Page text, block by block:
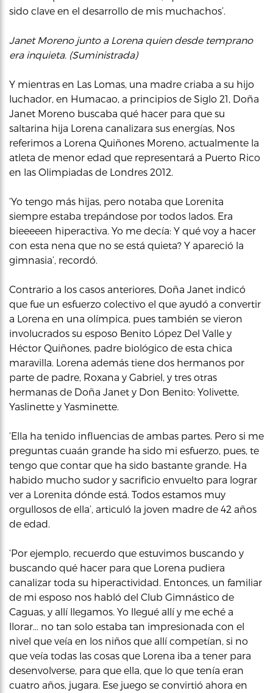
sido clave en el desarrollo de mis muchachos’.
Janet Moreno junto a Lorena quien desde temprano
era inquieta. (Suministrada)
Y mientras en Las Lomas, una madre criaba a su hijo
luchador, en Humacao, a principios de Siglo 21, Doña
Janet Moreno buscaba qué hacer para que su
saltarina hija Lorena canalizara sus energías, Nos
referimos a Lorena Quiñones Moreno, actualmente la
atleta de menor edad que representará a Puerto Rico
en las Olimpiadas de Londres 2012.
‘Yo tengo más hijas, pero notaba que Lorenita
siempre estaba trepándose por todos lados. Era
bieeeeen hiperactiva. Yo me decía: Y qué voy a hacer
con esta nena que no se está quieta? Y apareció la
gimnasia’, recordó.
Contrario a los casos anteriores, Doña Janet indicó
que fue un esfuerzo colectivo el que ayudó a convertir
a Lorena en una olímpica, pues también se vieron
involucrados su esposo Benito López Del Valle y
Héctor Quiñones, padre biológico de esta chica
maravilla. Lorena además tiene dos hermanos por
parte de padre, Roxana y Gabriel, y tres otras
hermanas de Doña Janet y Don Benito: Yolivette,
Yaslinette y Yasminette.
‘Ella ha tenido influencias de ambas partes. Pero si me
preguntas cuaán grande ha sido mi esfuerzo, pues, te
tengo que contar que ha sido bastante grande. Ha
habido mucho sudor y sacrificio envuelto para lograr
ver a Lorenita dónde está. Todos estamos muy
orgullosos de ella’, articuló la joven madre de 42 años
de edad.
‘Por ejemplo, recuerdo que estuvimos buscando y
buscando qué hacer para que Lorena pudiera
canalizar toda su hiperactividad. Entonces, un familiar
de mi esposo nos habló del Club Gimnástico de
Caguas, y allí llegamos. Yo llegué allí y me eché a
llorar… no tan solo estaba tan impresionada con el
nivel que veía en los niños que allí competían, si no
que veía todas las cosas que Lorena iba a tener para
desenvolverse, para que ella, que lo que tenía eran
cuatro años, jugara. Ese juego se convirtió ahora en